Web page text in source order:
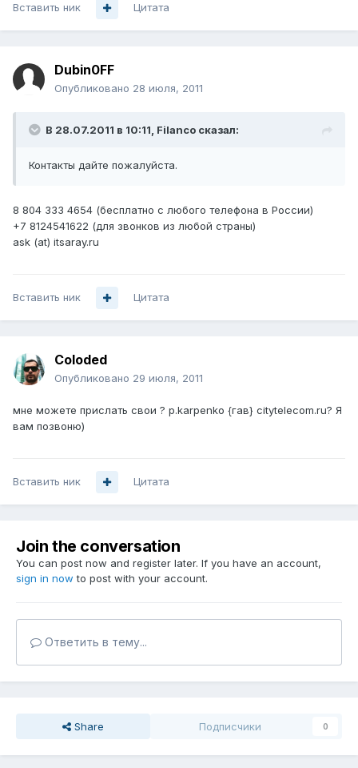
Вставить ник Цитата
Dubin0FF
Опубликовано 28 июля, 2011
В 28.07.2011 в 10:11, Filanco сказал:
Контакты дайте пожалуйста.
8 804 333 4654 (бесплатно с любого телефона в России)
+7 8124541622 (для звонков из любой страны)
ask (at) itsaray.ru
Вставить ник Цитата
Coloded
Опубликовано 29 июля, 2011
мне можете прислать свои ? p.karpenko {гав} citytelecom.ru? Я
вам позвоню)
Вставить ник Цитата
Join the conversation
You can post now and register later. If you have an account,
sign in now to post with your account.
Ответить в тему...
Share Подписчики 0